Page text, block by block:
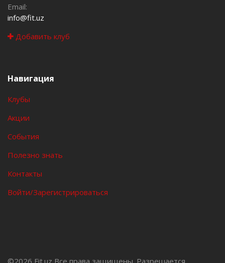
Email:
info@fit.uz
Добавить клуб
Навигация
Клубы
Акции
События
Полезно знать
Контакты
Войти/Зарегистрироваться
©2026 Fit.uz Все права защищены. Разрешается